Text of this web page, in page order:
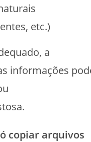
etc.)
a
informações
copiar arquivos